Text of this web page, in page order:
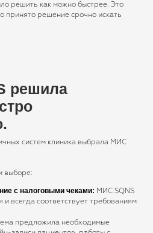
решить как можно быстрее. Это
принято решение срочно искать
решила
систем клиника выбрала МИС
выборе:
с налоговыми чеками: МИС SQNS
и всегда соответствует требованиям
предложила необходимые